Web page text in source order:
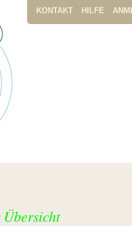
KONTAKT HILFE